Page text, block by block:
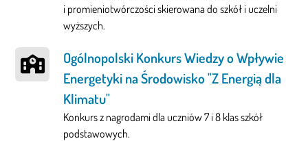
i promieniotwórczości skierowana do szkół i uczelni
wyższych.
Ogólnopolski Konkurs Wiedzy o Wpływie
Energetyki na Środowisko "Z Energią dla
Klimatu"
Konkurs z nagrodami dla uczniów 7 i 8 klas szkół
podstawowych.